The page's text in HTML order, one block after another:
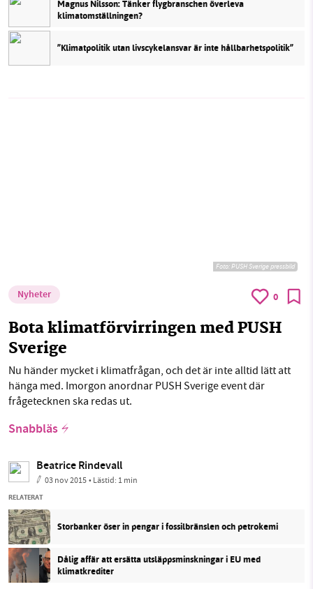
Magnus Nilsson: Tänker flygbranschen överleva
klimatomställningen?
”Klimatpolitik utan livscykelansvar är inte hållbarhetspolitik”
Foto:PUSH Sverige pressbild
Nyheter 0
Bota klimatförvirringen med PUSH
Sverige
Nu händer mycket i klimatfrågan, och det är inte alltid lätt att
hänga med. Imorgon anordnar PUSH Sverige event där
frågetecknen ska redas ut.
Snabbläs
Beatrice Rindevall
03 nov 2015• Lästid: 1 min
RELATERAT
Storbanker öser in pengar i fossilbränslen och petrokemi
Dålig affär att ersätta utsläppsminskningar i EU med
klimatkrediter